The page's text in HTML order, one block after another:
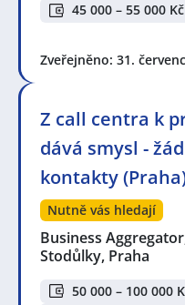
45 000 – 55 000 Kč
Zveřejněno: 31.
Z call centra k
dává smysl -
kontakty
Nutně vás hledají
Business
Stodůlky, Praha
50 000 – 100 000